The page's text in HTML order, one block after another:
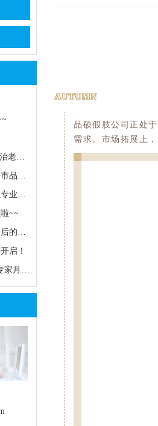
12 月 16 日，美德燕园乔治老师再次亮相呼市品硕专家门诊！
美德燕园乔治老师亲临呼市品硕，专业服务助力客户康复
品硕高管赴奥索培训：以专业赋能，共探康复服务高度
~~
专业康复训练：安装假肢后的关键助力
启！
“奥索大咖驾到！林宝坤专家月底空降，共赴行业盛宴”
AUTUMN
品硕假肢公司正处
需求。市场拓展上